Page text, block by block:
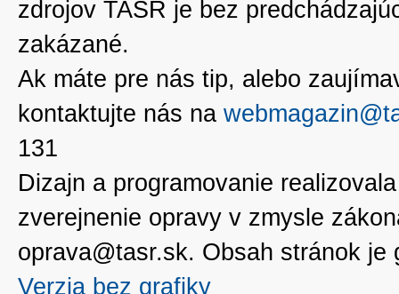
zdrojov TASR je bez
zakázané.
Ak máte pre nás tip, alebo
kontaktujte nás na
131
Dizajn a programovanie
zverejnenie opravy v zmysle
oprava@tasr.sk. Obsah stránok
Verzia bez grafiky